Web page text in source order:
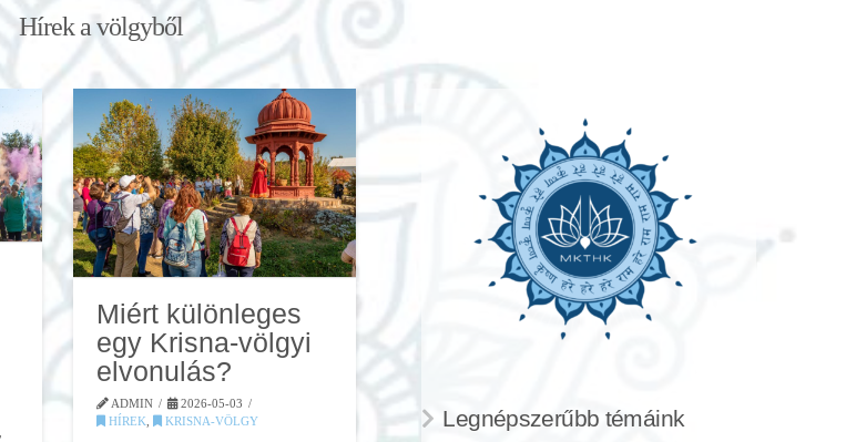
Hírek a völgyből
Miért különleges
egy Krisna-völgyi
elvonulás?
ADMIN
2026-05-03
HÍREK, KRISNA-VÖLGY Legnépszerűbb témáink